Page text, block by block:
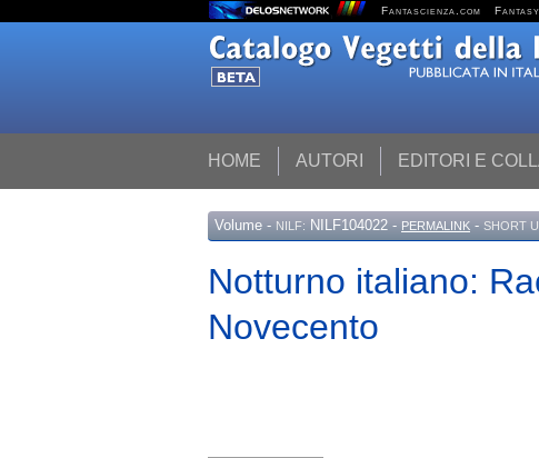
Fantascienza.com
HOME AUTORI EDITORI E
Volume - NILF: NILF104022 - PERMALINK - SHORT
Notturno italiano:
Novecento